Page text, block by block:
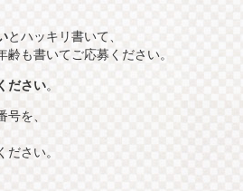
とハッキリ書いて、
も書いてご応募ください。
ださい。
を、
さい。